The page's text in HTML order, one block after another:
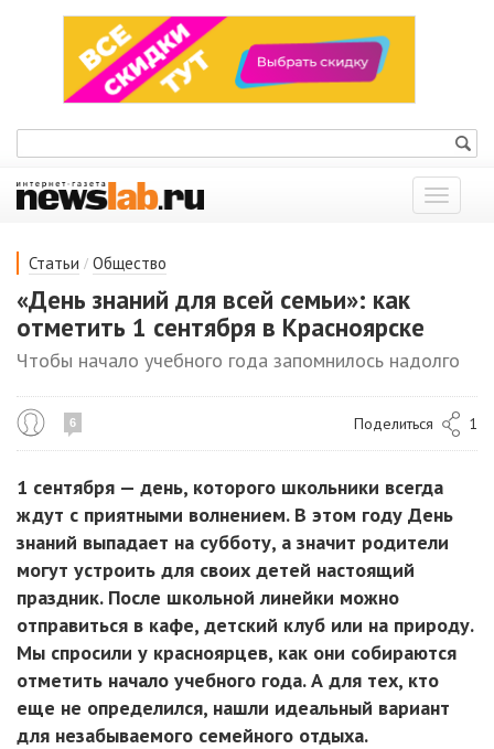
Показать
меню
Статьи / Общество
«День знаний для всей семьи»: как
отметить 1 сентября в Красноярске
Чтобы начало учебного года запомнилось надолго
6 Поделиться 1
1 сентября — день, которого школьники всегда
ждут с приятными волнением. В этом году День
знаний выпадает на субботу, а значит родители
могут устроить для своих детей настоящий
праздник. После школьной линейки можно
отправиться в кафе, детский клуб или на природу.
Мы спросили у красноярцев, как они собираются
отметить начало учебного года. А для тех, кто
еще не определился, нашли идеальный вариант
для незабываемого семейного отдыха.